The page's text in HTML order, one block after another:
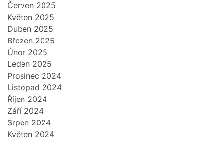
Červen 2025
Květen 2025
Duben 2025
Březen 2025
Únor 2025
Leden 2025
Prosinec 2024
Listopad 2024
Říjen 2024
Září 2024
Srpen 2024
Květen 2024